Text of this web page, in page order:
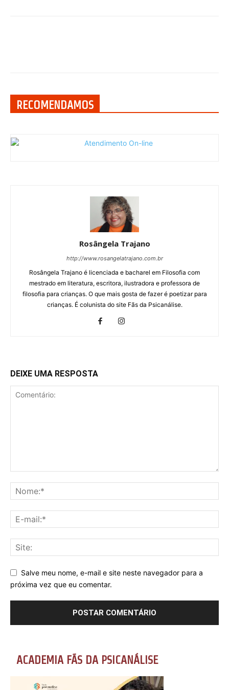
RECOMENDAMOS
Rosângela Trajano
http://www.rosangelatrajano.com.br
Rosângela Trajano é licenciada e bacharel em Filosofia com
mestrado em literatura, escritora, ilustradora e professora de
filosofia para crianças. O que mais gosta de fazer é poetizar para
crianças. É colunista do site Fãs da Psicanálise.
DEIXE UMA RESPOSTA
Salve meu nome, e-mail e site neste navegador para a
próxima vez que eu comentar.
ACADEMIA FÃS DA PSICANÁLISE